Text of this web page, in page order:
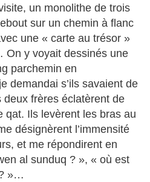
un monolithe de trois
sur un chemin à flanc
une « carte au trésor »
y voyait dessinés une
parchemin en
demandai s’ils savaient de
frères éclatèrent de
qat. Ils levèrent les bras au
désignèrent l’immensité
et me répondirent en
al sunduq ? », « où est
»…